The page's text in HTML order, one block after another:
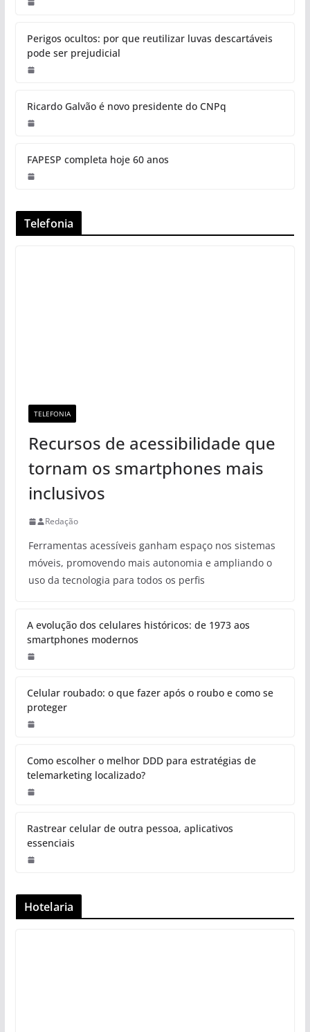
Perigos ocultos: por que reutilizar luvas descartáveis
pode ser prejudicial
Ricardo Galvão é novo presidente do CNPq
FAPESP completa hoje 60 anos
Telefonia
TELEFONIA
Recursos de acessibilidade que
tornam os smartphones mais
inclusivos
Redação
Ferramentas acessíveis ganham espaço nos sistemas
móveis, promovendo mais autonomia e ampliando o
uso da tecnologia para todos os perfis
A evolução dos celulares históricos: de 1973 aos
smartphones modernos
Celular roubado: o que fazer após o roubo e como se
proteger
Como escolher o melhor DDD para estratégias de
telemarketing localizado?
Rastrear celular de outra pessoa, aplicativos
essenciais
Hotelaria